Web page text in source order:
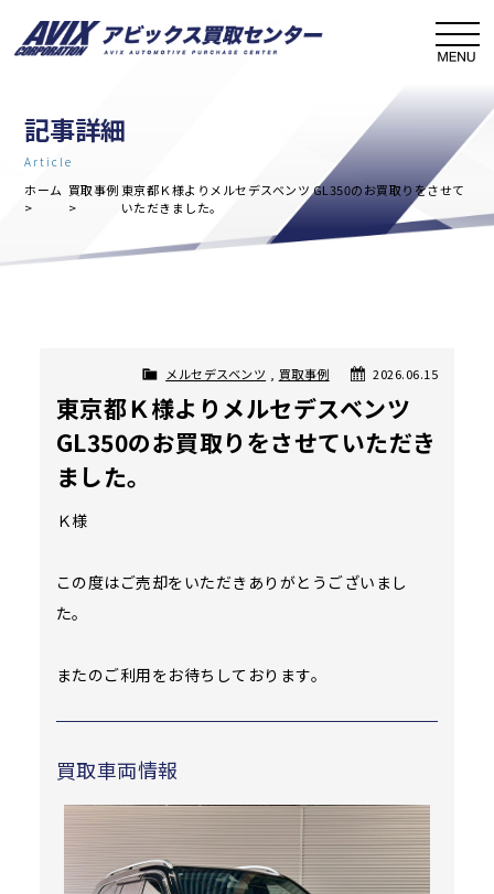
記事詳細
Article
ホーム 買取事例 東京都Ｋ様よりメルセデスベンツ GL350のお買取りをさせて
いただきました。
2026.06.15
メルセデスベンツ 買取事例
東京都Ｋ様よりメルセデスベンツ
GL350のお買取りをさせていただき
ました。
Ｋ様
この度はご売却をいただきありがとうございまし
た。
またのご利用をお待ちしております。
買取車両情報